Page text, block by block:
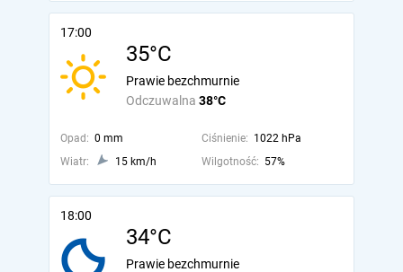
17:00
35°C
Odczuwalna 38°C
Prawie bezchmurnie
Opad: 0 mm Ciśnienie: 1022 hPa
Wiatr:
15 km/h Wilgotność: 57%
18:00
34°C
Prawie bezchmurnie